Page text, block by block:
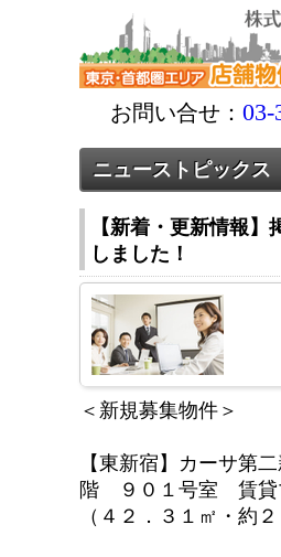
お問い合せ： 03-
ニューストピックス
【新着・更新情報】
しました！
＜新規募集物件＞
【東新宿】カーサ第
階 ９０１号室 賃貸
（４２．３１㎡・約２